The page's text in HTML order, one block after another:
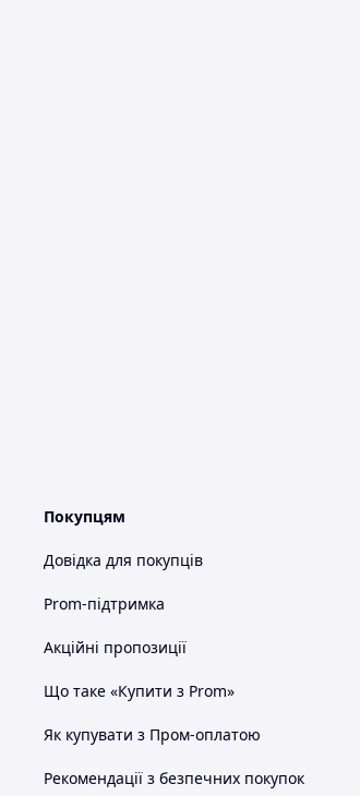
Покупцям
Довідка для покупців
Prom-підтримка
Акційні пропозиції
Що таке «Купити з Prom»
Як купувати з Пром-оплатою
Рекомендації з безпечних покупок